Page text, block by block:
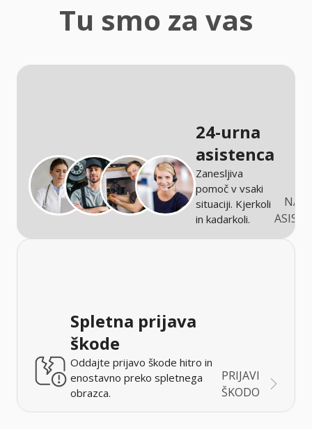
Tu smo za vas
24-urna
asistenca
Zanesljiva
pomoč v vsaki
situaciji. Kjerkoli
in kadarkoli.
Spletna prijava
škode
Oddajte prijavo škode hitro in
enostavno preko spletnega
obrazca.
PRIJAVI
ŠKODO